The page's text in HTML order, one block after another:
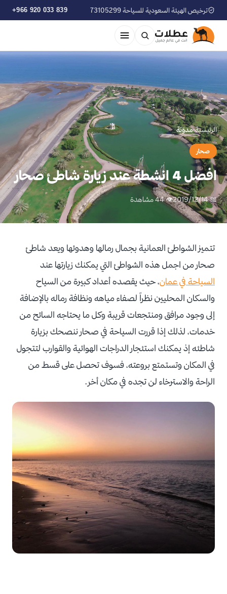
ترخيص الهيئة السعودية للسياحة 73105299 +966 920 033 839
الرئيسية›مدوّنة
صحار
افضل 4 انشطة عند زيارة شاطئ صحار
📅 2019/12/14 👁 44 مشاهدة
تتميز الشواطئ العمانية بجمال رمالها وهدوئها ويعد شاطئ
صحار من اجمل هذه الشواطئ التي يمكنك زيارتها عند
السياحة في عمان، حيث يقصده أعداد كبيرة من السياح
والسكان المحليين نظراً لصفاء مياهه ونظافة رماله بالإضافة
إلى وجود مرافق ومنتجعات قريبة وكل ما يحتاجه السائح من
خدمات، لذلك إذا قررت السياحة في صحار ننصحك بزيارة
شاطئه إذ يمكنك استئجار الدراجات الهوائية والقوارب لتتجول
في المكان وتستمتع بروعته، فسوف تحصل على قسط من
الراحة والاسترخاء لن تجده في مكان أخر.